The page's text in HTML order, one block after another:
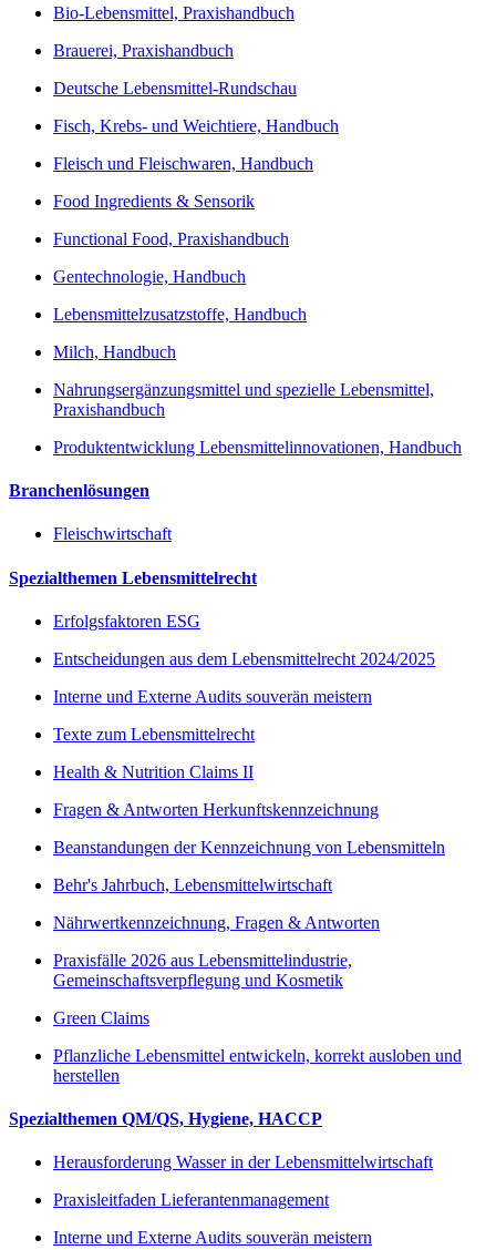
Bio-Lebensmittel, Praxishandbuch
Brauerei, Praxishandbuch
Deutsche Lebensmittel-Rundschau
Fisch, Krebs- und Weichtiere, Handbuch
Fleisch und Fleischwaren, Handbuch
Food Ingredients & Sensorik
Functional Food, Praxishandbuch
Gentechnologie, Handbuch
Lebensmittelzusatzstoffe, Handbuch
Milch, Handbuch
Nahrungsergänzungsmittel und spezielle Lebensmittel,
Praxishandbuch
Produktentwicklung Lebensmittelinnovationen, Handbuch
Branchenlösungen
Fleischwirtschaft
Spezialthemen Lebensmittelrecht
Erfolgsfaktoren ESG
Entscheidungen aus dem Lebensmittelrecht 2024/2025
Interne und Externe Audits souverän meistern
Texte zum Lebensmittelrecht
Health & Nutrition Claims II
Fragen & Antworten Herkunftskennzeichnung
Beanstandungen der Kennzeichnung von Lebensmitteln
Behr's Jahrbuch, Lebensmittelwirtschaft
Nährwertkennzeichnung, Fragen & Antworten
Praxisfälle 2026 aus Lebensmittelindustrie,
Gemeinschaftsverpflegung und Kosmetik
Green Claims
Pflanzliche Lebensmittel entwickeln, korrekt ausloben und
herstellen
Spezialthemen QM/QS, Hygiene, HACCP
Herausforderung Wasser in der Lebensmittelwirtschaft
Praxisleitfaden Lieferantenmanagement
Interne und Externe Audits souverän meistern